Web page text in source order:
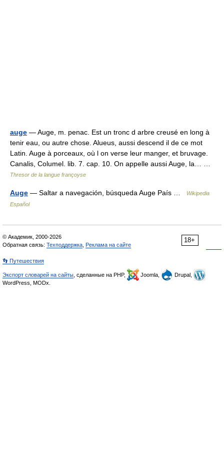
auge — Auge, m. penac. Est un tronc d arbre creusé en long à
tenir eau, ou autre chose. Alueus, aussi descend il de ce mot
Latin. Auge à porceaux, où l on verse leur manger, et bruvage.
Canalis, Columel. lib. 7. cap. 10. On appelle aussi Auge, la… …
Thresor de la langue françoyse
Auge — Saltar a navegación, búsqueda Auge País …
Wikipedia
Español
18+
© Академик, 2000-2026
Обратная связь: Техподдержка Реклама на сайте
👣 Путешествия
Экспорт словарей на сайты , сделанные на PHP, Joomla,
Drupal,
WordPress, MODx.